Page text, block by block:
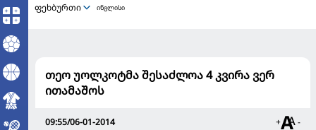
ფეხბურთი ინგლისი
თეო უოლკოტმა შესაძლოა 4 კვირა ვერ
ითამაშოს
09:55/06-01-2014 + -